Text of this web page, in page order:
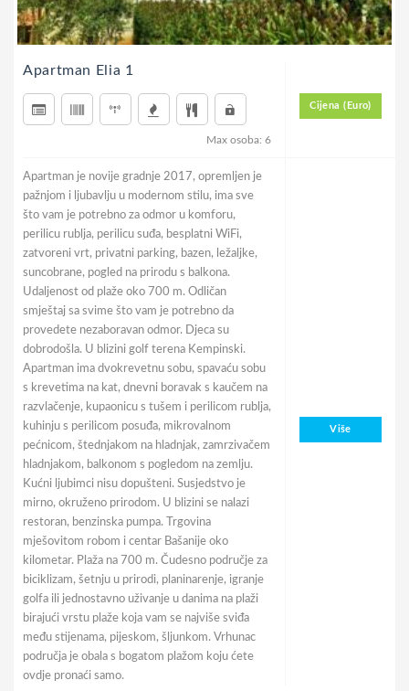
Apartman Elia 1
Max osoba: 6
Cijena (Euro)
Apartman je novije gradnje 2017, opremljen je
pažnjom i ljubavlju u modernom stilu, ima sve
što vam je potrebno za odmor u komforu,
perilicu rublja, perilicu suđa, besplatni WiFi,
zatvoreni vrt, privatni parking, bazen, ležaljke,
suncobrane, pogled na prirodu s balkona.
Udaljenost od plaže oko 700 m. Odličan
smještaj sa svime što vam je potrebno da
provedete nezaboravan odmor. Djeca su
dobrodošla. U blizini golf terena Kempinski.
Apartman ima dvokrevetnu sobu, spavaću sobu
s krevetima na kat, dnevni boravak s kaučem na
razvlačenje, kupaonicu s tušem i perilicom rublja,
kuhinju s perilicom posuđa, mikrovalnom
pećnicom, štednjakom na hladnjak, zamrzivačem
hladnjakom, balkonom s pogledom na zemlju.
Kućni ljubimci nisu dopušteni. Susjedstvo je
mirno, okruženo prirodom. U blizini se nalazi
restoran, benzinska pumpa. Trgovina
mješovitom robom i centar Bašanije oko
kilometar. Plaža na 700 m. Čudesno područje za
biciklizam, šetnju u prirodi, planinarenje, igranje
golfa ili jednostavno uživanje u danima na plaži
birajući vrstu plaže koja vam se najviše sviđa
među stijenama, pijeskom, šljunkom. Vrhunac
područja je obala s bogatom plažom koju ćete
ovdje pronaći samo.
Više